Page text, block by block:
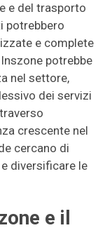
e del trasporto
potrebbero
e complete
potrebbe
nel settore,
dei servizi
crescente nel
cercano di
diversificare le
e il